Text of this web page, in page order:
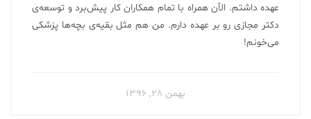
عهده داشتم. الآن همراه با تمام همکاران کار پیش‌برد و توسعه‌ی
دکتر مجازی رو بر عهده دارم. من هم مثل بقیه‌ی بچه‌ها پزشکی
می‌خونم!
بهمن ۲۸, ۱۳۹۶